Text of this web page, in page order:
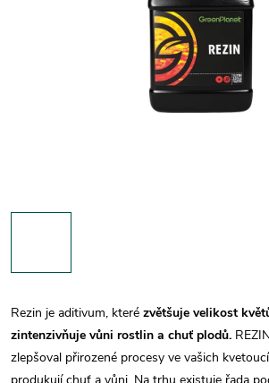
Rezin je aditivum, které zvětšuje velikost
zintenzivňuje vůni rostlin a chuť plodů.
zlepšoval přirozené procesy ve vašich